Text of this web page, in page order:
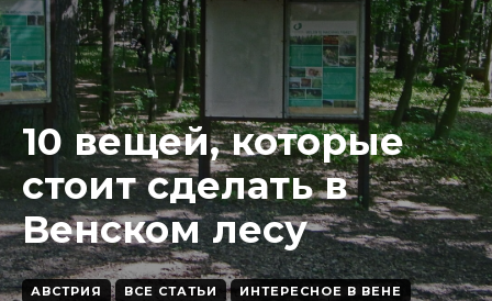
10 вещей, которые
стоит сделать в
Венском лесу
АВСТРИЯ ВСЕ СТАТЬИ ИНТЕРЕСНОЕ В ВЕНЕ